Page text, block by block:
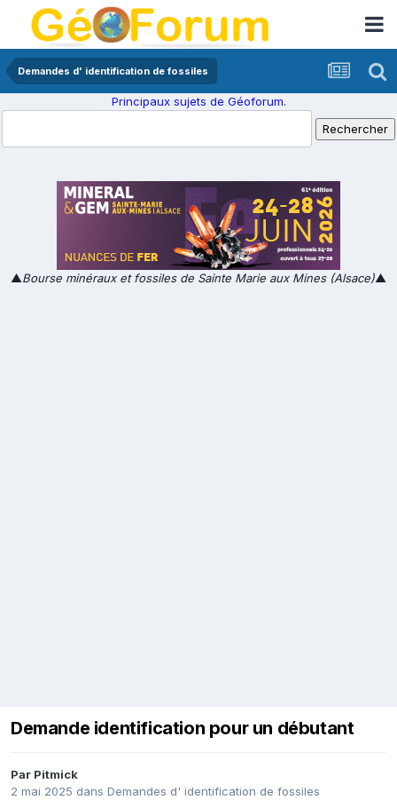
Demandes d' identification de fossiles
Principaux sujets de Géoforum.
▲Bourse minéraux et fossiles de Sainte Marie aux Mines (Alsace)▲
Demande identification pour un débutant
Par Pitmick
2 mai 2025 dans Demandes d' identification de fossiles